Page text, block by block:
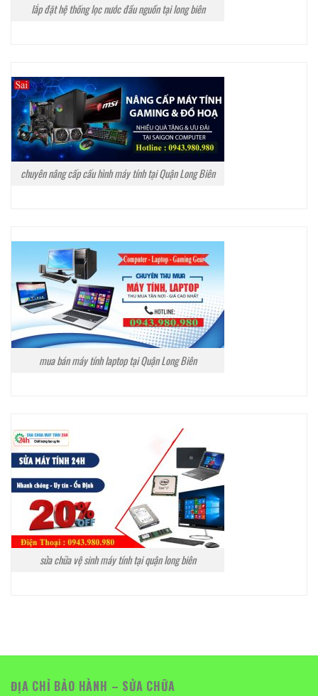
lắp đặt hệ thống lọc nước đầu nguồn tại long biên
chuyên nâng cấp cấu hình máy tính tại Quận Long Biên
mua bán máy tính laptop tại Quận Long Biên
sửa chữa vệ sinh máy tính tại quận long biên
ĐỊA CHỈ BẢO HÀNH – SỬA CHỮA